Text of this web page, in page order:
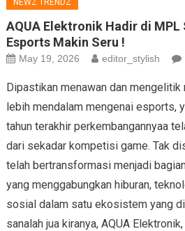
AQUA Elektronik Hadir di MPL
Esports Makin Seru !
May 19, 2026 editor_stylish
Dipastikan menawan dan
lebih mendalam mengenai esports,
tahun terakhir perkembangannyaa
dari sekadar kompetisi game. Tak
telah bertransformasi menjadi
yang menggabungkan hiburan,
sosial dalam satu ekosistem yang
sanalah jua kiranya, AQUA Elektronik,